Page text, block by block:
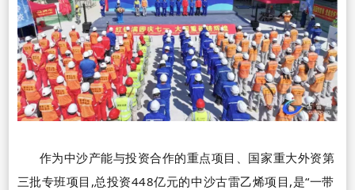
作为中沙产能与投资合作的重点项目、国家重大外资第
三批专班项目,总投资448亿元的中沙古雷乙烯项目,是“一带